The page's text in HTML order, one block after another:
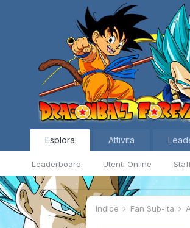
Esplora
Leaderboard Utenti Online
Attività
Indice Fan Sub-Ita